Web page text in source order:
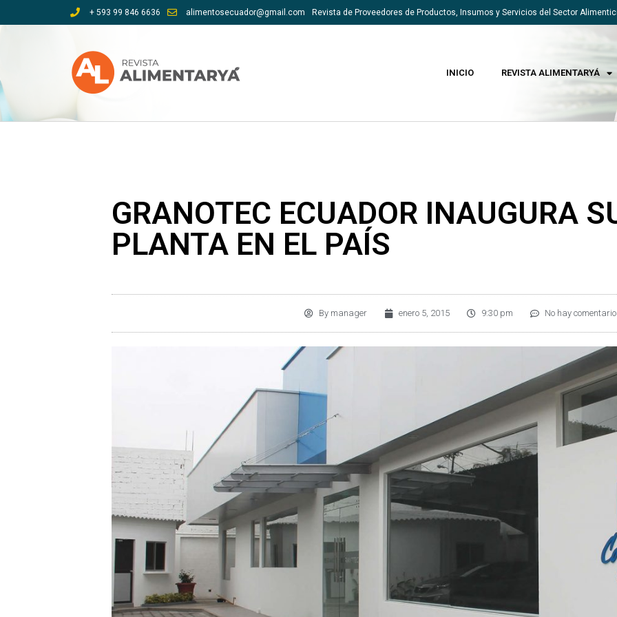
al
+ 593 99 846 6636 alimentosecuador@gmail.com Revista de Proveedores de Productos, Insumos y Servicios del Sector
INICIO REVISTA ALIMENTARYÁ
GRANOTEC ECUADOR INAUGURA
PLANTA EN EL PAÍS
By manager enero 5, 2015 9:30 pm No hay